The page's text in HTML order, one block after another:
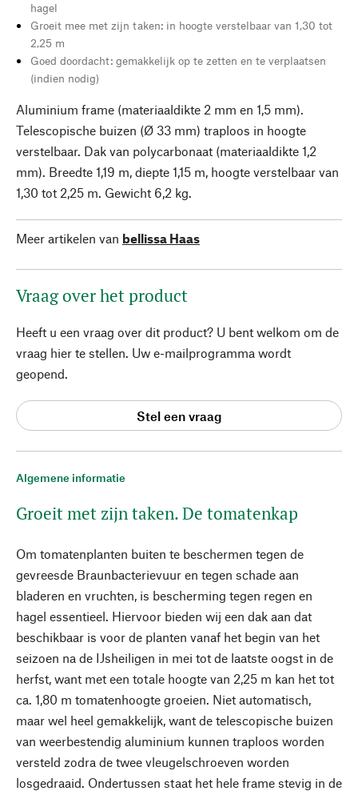
Algemene informatie
Groeit met zijn taken. De tomatenkap
Om tomatenplanten buiten te beschermen tegen de
gevreesde Braunbacterievuur en tegen schade aan
bladeren en vruchten, is bescherming tegen regen en
hagel essentieel. Hiervoor bieden wij een dak aan dat
beschikbaar is voor de planten vanaf het begin van het
seizoen na de IJsheiligen in mei tot de laatste oogst in de
herfst, want met een totale hoogte van 2,25 m kan het tot
ca. 1,80 m tomatenhoogte groeien. Niet automatisch,
maar wel heel gemakkelijk, want de telescopische buizen
van weerbestendig aluminium kunnen traploos worden
versteld zodra de twee vleugelschroeven worden
losgedraaid. Ondertussen staat het hele frame stevig in de
hagel
Groeit mee met zijn taken: in hoogte verstelbaar van 1,30 tot
2,25 m
Goed doordacht: gemakkelijk op te zetten en te verplaatsen
(indien nodig)
Aluminium frame (materiaaldikte 2 mm en 1,5 mm).
Telescopische buizen (Ø 33 mm) traploos in hoogte
verstelbaar. Dak van polycarbonaat (materiaaldikte 1,2
mm). Breedte 1,19 m, diepte 1,15 m, hoogte verstelbaar van
1,30 tot 2,25 m. Gewicht 6,2 kg.
Meer artikelen van bellissa Haas
Vraag over het product
Heeft u een vraag over dit product? U bent welkom om de
vraag hier te stellen. Uw e-mailprogramma wordt
geopend.
Stel een vraag